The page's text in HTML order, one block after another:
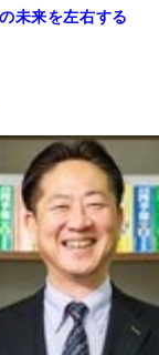
未来を左右する